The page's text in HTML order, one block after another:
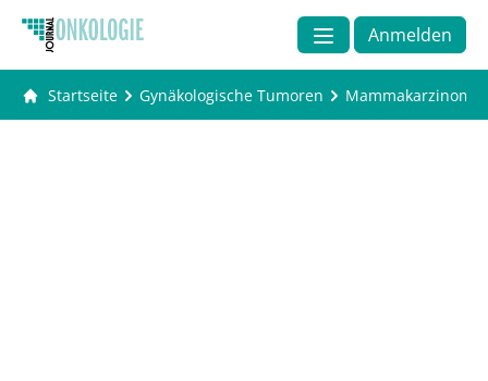
Anmelden
Startseite Gynäkologische Tumoren Mammakarzinom